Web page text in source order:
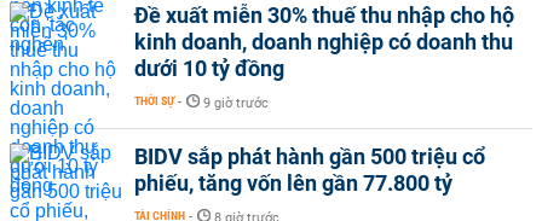
Đề xuất miễn 30% thuế thu nhập cho hộ
kinh doanh, doanh nghiệp có doanh thu
dưới 10 tỷ đồng
THỜI SỰ - 9 giờ trước
BIDV sắp phát hành gần 500 triệu cổ
phiếu, tăng vốn lên gần 77.800 tỷ
TÀI CHÍNH - 8 giờ trước